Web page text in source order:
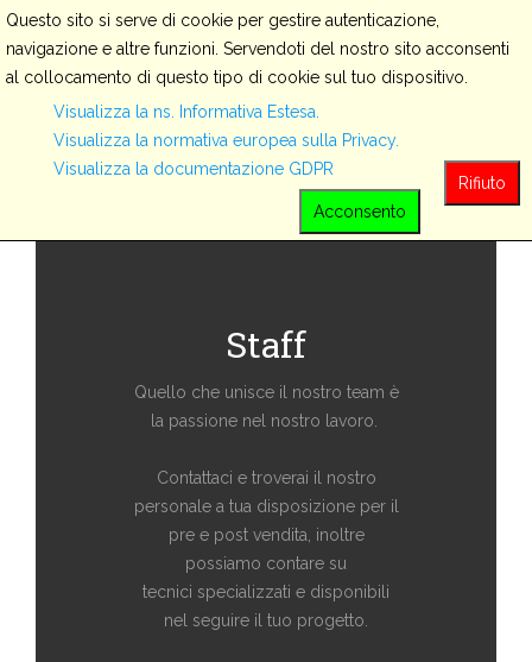
ABOUT US
Staff
Quello che unisce il nostro team è
la passione nel nostro lavoro.
Contattaci e troverai il nostro
personale a tua disposizione per il
pre e post vendita, inoltre
possiamo contare su
tecnici specializzati e disponibili
nel seguire il tuo progetto.
Questo sito si serve di cookie per gestire autenticazione,
navigazione e altre funzioni. Servendoti del nostro sito acconsenti
al collocamento di questo tipo di cookie sul tuo dispositivo.
Visualizza la ns. Informativa Estesa.
Visualizza la normativa europea sulla Privacy.
Visualizza la documentazione GDPR
Rifiuto
Acconsento